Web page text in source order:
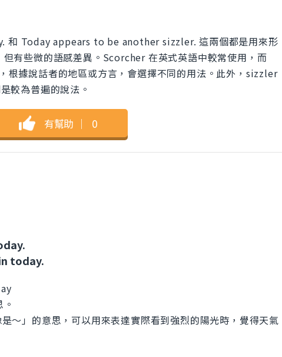
Today appears to be another sizzler. 這兩個都是用來形
有些微的語感差異。Scorcher 在英式英語中較常使用，而
根據說話者的地區或方言，會選擇不同的用法。此外，sizzler
較為普遍的說法。
有幫助 ｜ 0
today.
～」的意思，可以用來表達實際看到強烈的陽光時，覺得天氣